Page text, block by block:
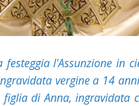
festeggia l'Assunzione in
vergine a 14
di Anna, ingravidata